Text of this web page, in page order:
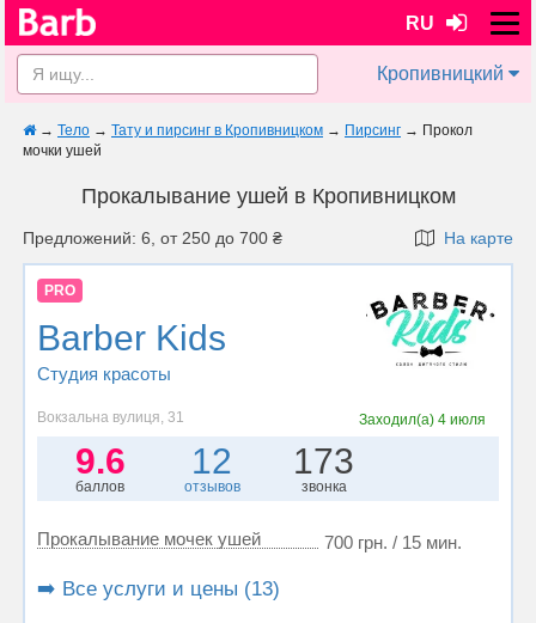
RU
Кропивницкий
→ Тело → Тату и пирсинг в Кропивницком → Пирсинг → Прокол
мочки ушей
Прокалывание ушей в Кропивницком
Предложений: 6, от 250 до 700 ₴ На карте
PRO
Barber Kids
Студия красоты
Вокзальна вулиця, 31 Заходил(а) 4 июля
9.6
баллов
12
отзывов
173
звонка
Прокалывание мочек ушей 700 грн. / 15 мин.
➡️ Все услуги и цены (13)